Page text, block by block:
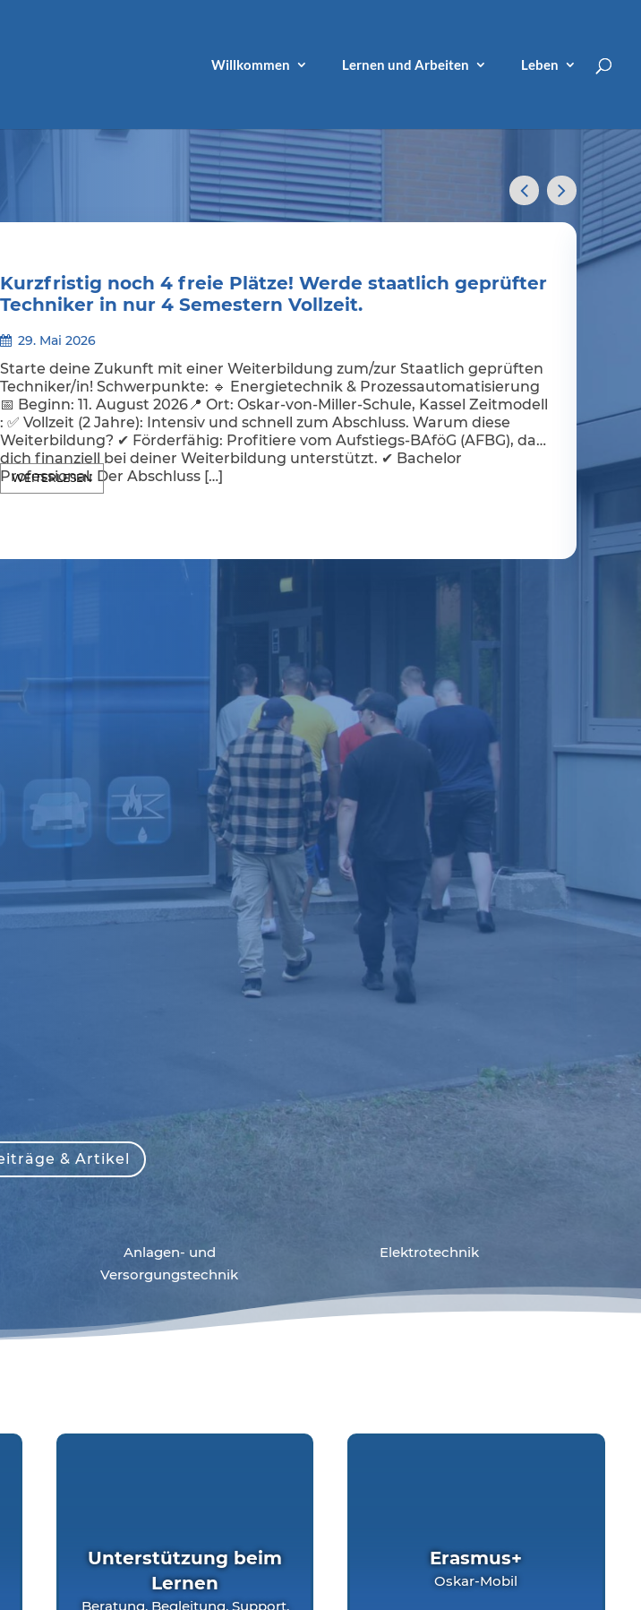
Willkommen Lernen und Arbeiten Leben
Kurzfristig noch 4 freie Plätze! Werde staatlich geprüfter
Techniker in nur 4 Semestern Vollzeit.
29. Mai 2026
Starte deine Zukunft mit einer Weiterbildung zum/zur Staatlich geprüften
Techniker/in! Schwerpunkte: 🔹 Energietechnik & Prozessautomatisierung
📅 Beginn: 11. August 2026📍 Ort: Oskar-von-Miller-Schule, Kassel Zeitmodell
: ✅ Vollzeit (2 Jahre): Intensiv und schnell zum Abschluss. Warum diese
Weiterbildung? ✔ Förderfähig: Profitiere vom Aufstiegs-BAföG (AFBG), das
dich finanziell bei deiner Weiterbildung unterstützt. ✔ Bachelor
Professional: Der Abschluss […]
WEITERLESEN
& Artikel
Anlagen- und
Versorgungstechnik
Elektrotechnik
Unterstützung beim
Lernen
Beratung, Begleitung, Support,
Erasmus+
Oskar-Mobil